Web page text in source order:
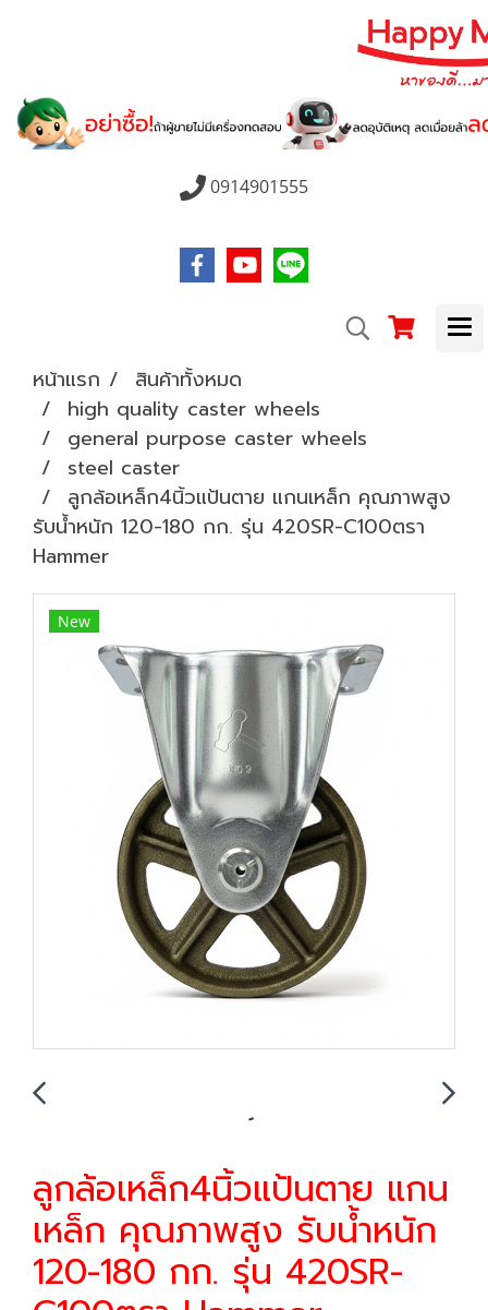
0914901555
หน้าแรก
สินค้าทั้งหมด
high quality caster wheels
general purpose caster wheels
steel caster
ลูกล้อเหล็ก4นิ้วแป้นตาย แกนเหล็ก คุณภาพสูง
รับน้ำหนัก 120-180 กก. รุ่น 420SR-C100ตรา
Hammer
New
ลูกล้อเหล็ก4นิ้วแป้นตาย แกน
เหล็ก คุณภาพสูง รับน้ำหนัก
120-180 กก. รุ่น 420SR-